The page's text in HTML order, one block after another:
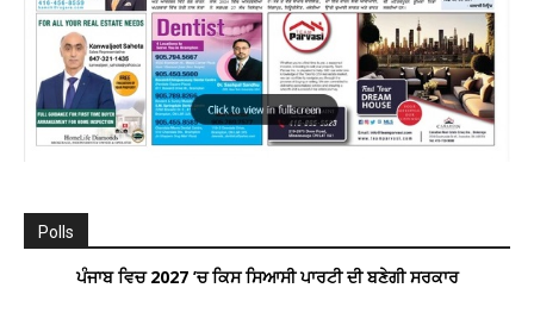
Polls
ਪੰਜਾਬ ਵਿਚ 2027 ’ਚ ਕਿਸ ਸਿਆਸੀ ਪਾਰਟੀ ਦੀ ਬਣੇਗੀ ਸਰਕਾਰ